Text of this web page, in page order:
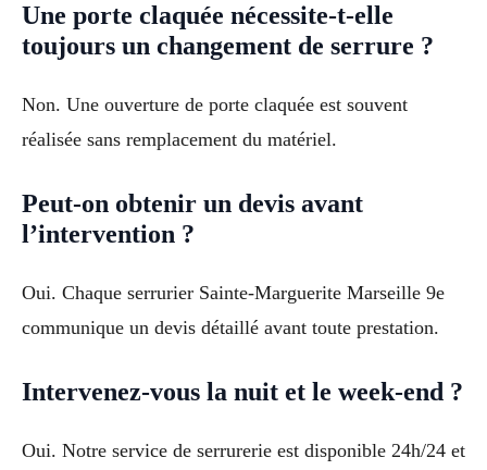
Une porte claquée nécessite-t-elle
toujours un changement de serrure ?
Non. Une ouverture de porte claquée est souvent
réalisée sans remplacement du matériel.
Peut-on obtenir un devis avant
l’intervention ?
Oui. Chaque serrurier Sainte-Marguerite Marseille 9e
communique un devis détaillé avant toute prestation.
Intervenez-vous la nuit et le week-end ?
Oui. Notre service de serrurerie est disponible 24h/24 et